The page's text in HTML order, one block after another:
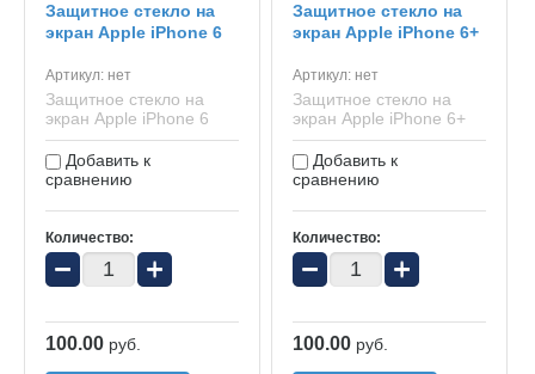
Защитное стекло на
экран Apple iPhone 6
Артикул: нет
Защитное стекло на
экран Apple iPhone 6
Добавить к
сравнению
Количество:
− +
100.00 руб.
Защитное стекло на
экран Apple iPhone 6+
Артикул:нет
Защитное стекло на
экран Apple iPhone 6+
Добавить к
сравнению
Количество:
− +
100.00 руб.